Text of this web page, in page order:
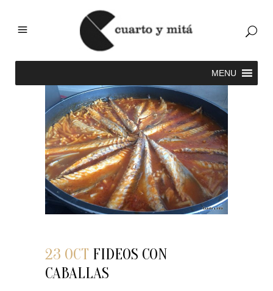
23 OCT FIDEOS CON
CABALLAS